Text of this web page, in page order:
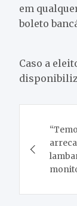
em
boleto
Caso a
de
Post